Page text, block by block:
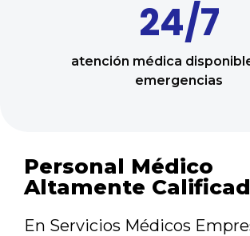
24/7
atención médica
emergencias
Personal Médico
Altamente
En Servicios Médicos